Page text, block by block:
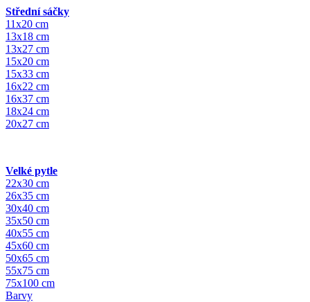
Střední sáčky
11x20 cm
13x18 cm
13x27 cm
15x20 cm
15x33 cm
16x22 cm
16x37 cm
18x24 cm
20x27 cm
Velké pytle
22x30 cm
26x35 cm
30x40 cm
35x50 cm
40x55 cm
45x60 cm
50x65 cm
55x75 cm
75x100 cm
Barvy